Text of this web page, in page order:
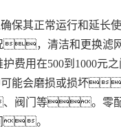
保其正常运行和延长
，清洁和更换滤网
费用在500到1000
可能会磨损或损坏
门等。零配
。